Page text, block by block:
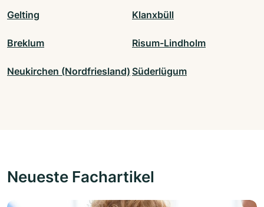
Gelting Klanxbüll
Breklum Risum-Lindholm
Neukirchen (Nordfriesland) Süderlügum
Neueste Fachartikel